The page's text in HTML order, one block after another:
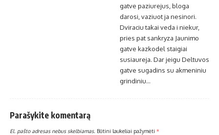
gatve paziurejus, bloga
darosi, vaziuot ja nesinori.
Dviraciu takai veda i niekur,
pries pat sankryza Jaunimo
gatve kazkodel staigiai
susiaureja. Dar jeigu Deltuvos
gatve sugadins su akmeniniu
grindiniu…
Parašykite komentarą
El. pašto adresas nebus skelbiamas. Būtini laukeliai pažymėti *